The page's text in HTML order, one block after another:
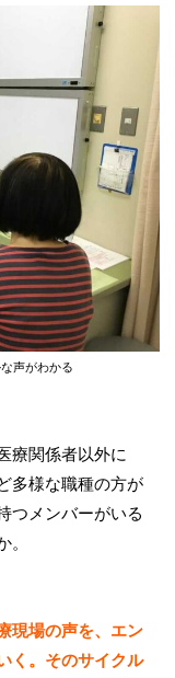
声がわかる
療関係者以外に
多様な職種の方が
つメンバーがいる
。
現場の声を、エン
く。そのサイクル